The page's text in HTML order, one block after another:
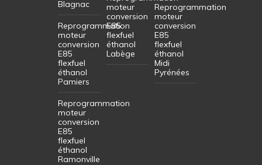
Blagnac
Reprogrammation
moteur
conversion
E85
flexfuel
éthanol
Pamiers
Reprogrammation
moteur
conversion
E85
flexfuel
éthanol
Ramonville
moteur
conversion
E85
flexfuel
éthanol
Labège
Reprogrammation
moteur
conversion
E85
flexfuel
éthanol
Midi
Pyrénées